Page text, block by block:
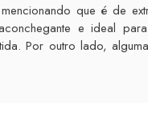
que é de
e ideal
Por outro lado,